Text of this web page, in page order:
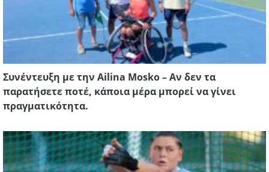
Συνέντευξη με την Ailina Mosko – Αν δεν τα
παρατήσετε ποτέ, κάποια μέρα μπορεί να γίνει
πραγματικότητα.